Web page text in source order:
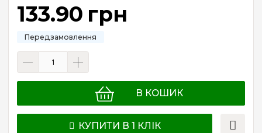
133.90 грн
В КОШИК
КУПИТИ В 1 КЛІК